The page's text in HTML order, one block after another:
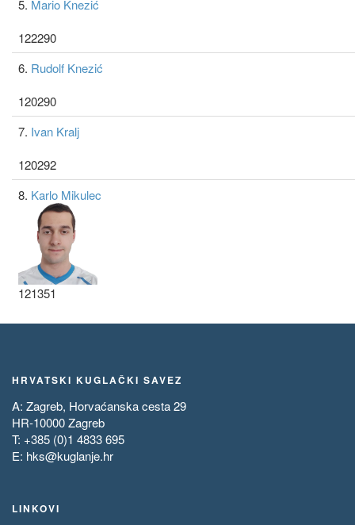
5. Mario Knezić
122290
6. Rudolf Knezić
120290
7. Ivan Kralj
120292
8. Karlo Mikulec
121351
HRVATSKI KUGLAČKI SAVEZ
A: Zagreb, Horvaćanska cesta 29
HR-10000 Zagreb
T: +385 (0)1 4833 695
E: hks@kuglanje.hr
LINKOVI